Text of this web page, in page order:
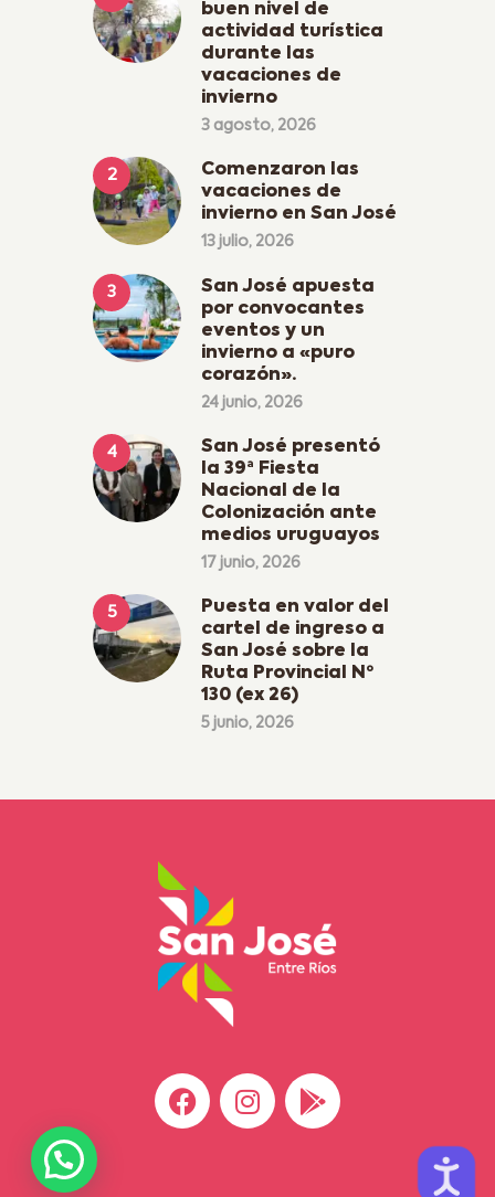
buen nivel de
actividad turística
durante las
vacaciones de
invierno
3 agosto, 2026
Comenzaron las
vacaciones de
invierno en San José
13 julio, 2026
San José apuesta
por convocantes
eventos y un
invierno a «puro
corazón».
24 junio, 2026
San José presentó
la 39ª Fiesta
Nacional de la
Colonización ante
medios uruguayos
17 junio, 2026
Puesta en valor del
cartel de ingreso a
San José sobre la
Ruta Provincial Nº
130 (ex 26)
5 junio, 2026